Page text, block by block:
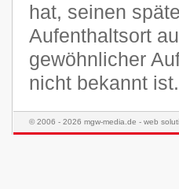
hat, seinen
Aufenthaltsort
gewöhnlicher
nicht bekannt ist.
© 2006 - 2026 mgw-media.de - web